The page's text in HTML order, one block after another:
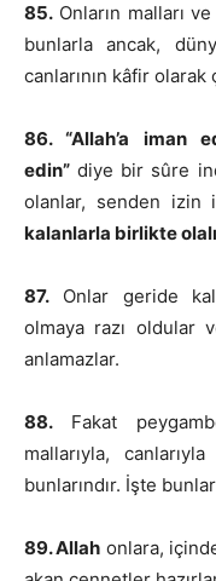
85. Onların malları
bunlarla ancak,
canlarının kâfir olarak
86. “Allah’a iman
edin” diye bir sûre
olanlar, senden izin
kalanlarla birlikte
87. Onlar geride
olmaya razı oldular
anlamazlar.
88. Fakat
mallarıyla,
bunlarındır. İşte
89. Allah onlara,